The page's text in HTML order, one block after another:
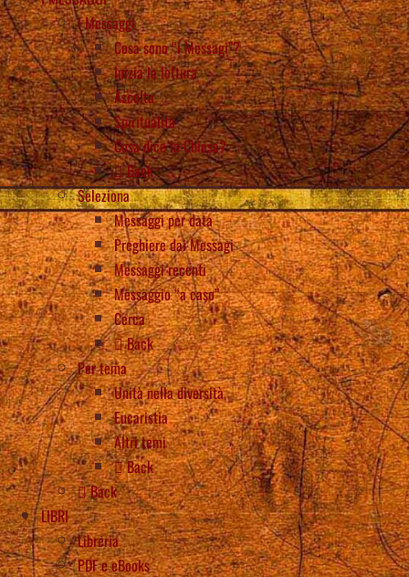
I Messaggi
Cosa sono “i Messagi”?
Inizia la lettura
Ascolta
Spiritualità
Cosa dice la Chiesa?
Back
Seleziona
Messaggi per data
Preghiere dai Messagi
Messaggi recenti
Messaggio “a caso”
Cerca
Back
Per tema
Unità nella diversità
Eucaristia
Altri temi
Back
Back
LIBRI
Libreria
PDF e eBooks